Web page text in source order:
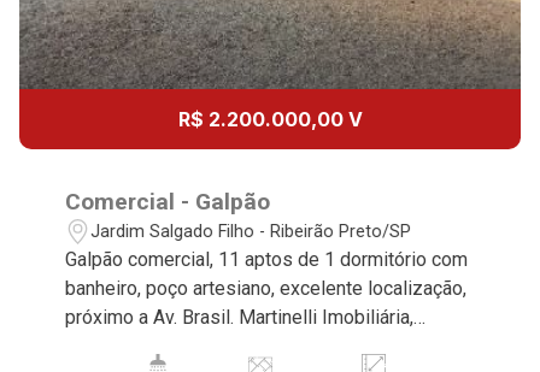
R$ 2.200.000,00 V
Comercial - Galpão
Jardim Salgado Filho - Ribeirão Preto/SP
Galpão comercial, 11 aptos de 1 dormitório com
banheiro, poço artesiano, excelente localização,
próximo a Av. Brasil. Martinelli Imobiliária,